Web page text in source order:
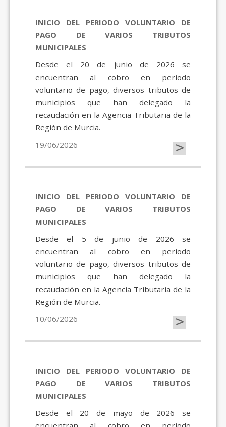
INICIO DEL PERIODO VOLUNTARIO DE
PAGO DE VARIOS TRIBUTOS
MUNICIPALES
Desde el 20 de junio de 2026 se
encuentran al cobro en periodo
voluntario de pago, diversos tributos de
municipios que han delegado la
recaudación en la Agencia Tributaria de la
Región de Murcia.
19/06/2026
>
INICIO DEL PERIODO VOLUNTARIO DE
PAGO DE VARIOS TRIBUTOS
MUNICIPALES
Desde el 5 de junio de 2026 se
encuentran al cobro en periodo
voluntario de pago, diversos tributos de
municipios que han delegado la
recaudación en la Agencia Tributaria de la
Región de Murcia.
10/06/2026
>
INICIO DEL PERIODO VOLUNTARIO DE
PAGO DE VARIOS TRIBUTOS
MUNICIPALES
Desde el 20 de mayo de 2026 se